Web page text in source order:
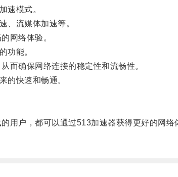
速模式。
流媒体加速等。
网络体验。
功能。
确保网络连接的稳定性和流畅性。
快速和畅通。
户，都可以通过513加速器获得更好的网络